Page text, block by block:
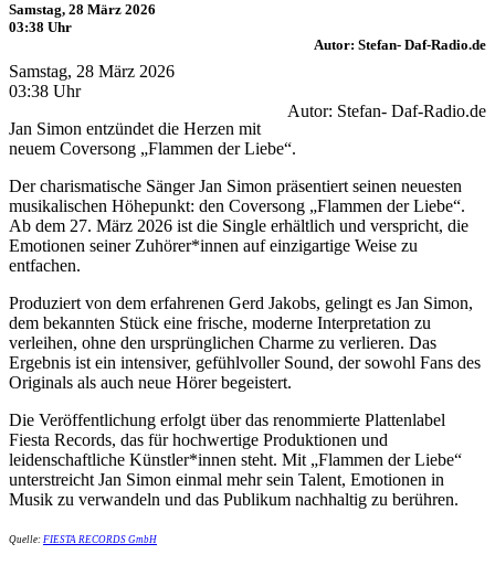
Samstag, 28 März 2026
03:38 Uhr
Autor: Stefan- Daf-Radio.de
Samstag, 28 März 2026
03:38 Uhr
Autor: Stefan- Daf-Radio.de
Jan Simon entzündet die Herzen mit
neuem Coversong „Flammen der Liebe“.
Der charismatische Sänger Jan Simon präsentiert seinen neuesten
musikalischen Höhepunkt: den Coversong „Flammen der Liebe“.
Ab dem 27. März 2026 ist die Single erhältlich und verspricht, die
Emotionen seiner Zuhörer*innen auf einzigartige Weise zu
entfachen.
Produziert von dem erfahrenen Gerd Jakobs, gelingt es Jan Simon,
dem bekannten Stück eine frische, moderne Interpretation zu
verleihen, ohne den ursprünglichen Charme zu verlieren. Das
Ergebnis ist ein intensiver, gefühlvoller Sound, der sowohl Fans des
Originals als auch neue Hörer begeistert.
Die Veröffentlichung erfolgt über das renommierte Plattenlabel
Fiesta Records, das für hochwertige Produktionen und
leidenschaftliche Künstler*innen steht. Mit „Flammen der Liebe“
unterstreicht Jan Simon einmal mehr sein Talent, Emotionen in
Musik zu verwandeln und das Publikum nachhaltig zu berühren.
Quelle: FIESTA RECORDS GmbH